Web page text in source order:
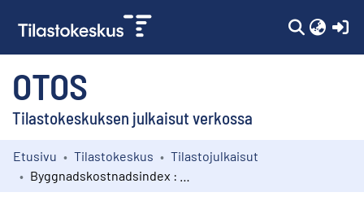
OTOS
Tilastokeskuksen julkaisut verkossa
Kokoelmat
Etusivu Tilastokeskus
Tilastojulkaisut